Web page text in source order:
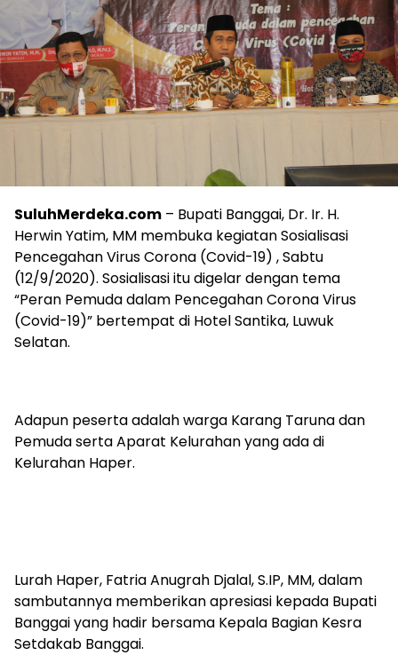
SuluhMerdeka.com – Bupati Banggai, Dr. Ir. H.
Herwin Yatim, MM membuka kegiatan Sosialisasi
Pencegahan Virus Corona (Covid-19) , Sabtu
(12/9/2020). Sosialisasi itu digelar dengan tema
“Peran Pemuda dalam Pencegahan Corona Virus
(Covid-19)” bertempat di Hotel Santika, Luwuk
Selatan.
Adapun peserta adalah warga Karang Taruna dan
Pemuda serta Aparat Kelurahan yang ada di
Kelurahan Haper.
Lurah Haper, Fatria Anugrah Djalal, S.IP, MM, dalam
sambutannya memberikan apresiasi kepada Bupati
Banggai yang hadir bersama Kepala Bagian Kesra
Setdakab Banggai.